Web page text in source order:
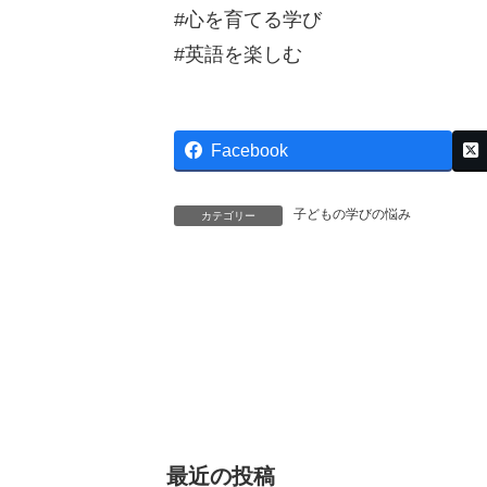
#心を育てる学び
#英語を楽しむ
Facebook
カテゴリー 子どもの学びの悩み
最近の投稿